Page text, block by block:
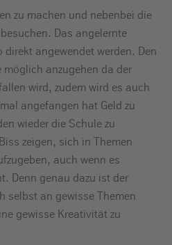
zu machen und nebenbei die
Das angelernte
angewendet werden. Den
anzugehen da der
wird, zudem wird es auch
angefangen hat Geld zu
wieder die Schule zu
zeigen, sich in Themen
auch wenn es
Denn genau dazu ist der
selbst an gewisse Themen
gewisse Kreativität zu